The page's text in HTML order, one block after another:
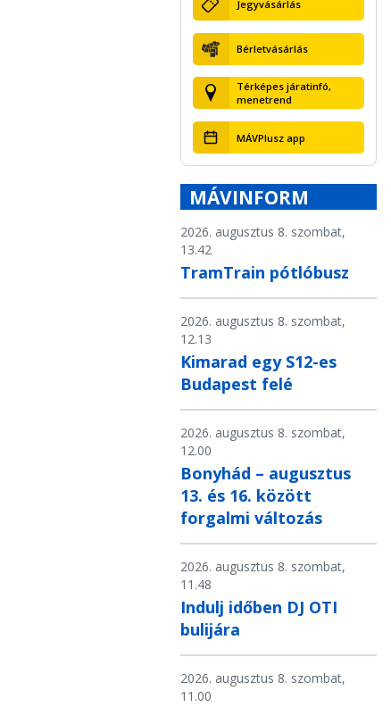
Jegyvásárlás
Bérletvásárlás
Térképes járatinfó,
menetrend
MÁVPlusz app
MÁVINFORM
2026. augusztus 8. szombat,
13.42
TramTrain pótlóbusz
2026. augusztus 8. szombat,
12.13
Kimarad egy S12-es
Budapest felé
2026. augusztus 8. szombat,
12.00
Bonyhád – augusztus
13. és 16. között
forgalmi változás
2026. augusztus 8. szombat,
11.48
Indulj időben DJ OTI
bulijára
2026. augusztus 8. szombat,
11.00